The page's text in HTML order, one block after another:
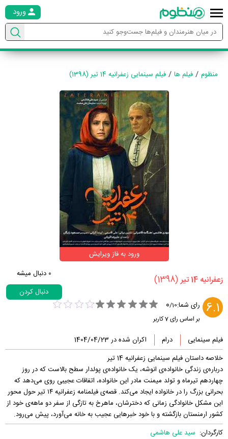
ورود
منظوم فیلم ها فیلم سینمایی زعفرانیه 14 تیر (1398)
ورود به فاز ویرایش
‏زعفرانیه 14 تیر‏ (1398)
0 دنبال میشه
دنبال کردن
6.1 رای شما: 0/10
بر اساس رای7کاربر
فیلم سینمایی درام
اکران شده در 1404/04/23
خلاصه داستان فیلم سینمایی زعفرانیه 14 تیر
درباره‌ی زندگی خانواده‌ی انوشه، یک خانواده‌ی پولدار سطح بالاست که در روز
چهاردهم تیرماه و تولد میمنت مادر این خانواده، اتفاقات عجیبی روی می‌دهد که
بحرانی بزرگ را در خانواده ایجاد می‌کند. قصه‌ی فیلمنامه زعفرانیه ۱۴ تیر حول محور
این مشکل خانوادگی زمانی که دخترشان، ماهرخ به تازگی از سفر دو ماهه‌ی خود از
کشور ارمنستان بازگشته و با خود خبرهایی عجیب به خانه می‌آورد، پیش می‌رود.
کارگردان: سید علی هاشمی